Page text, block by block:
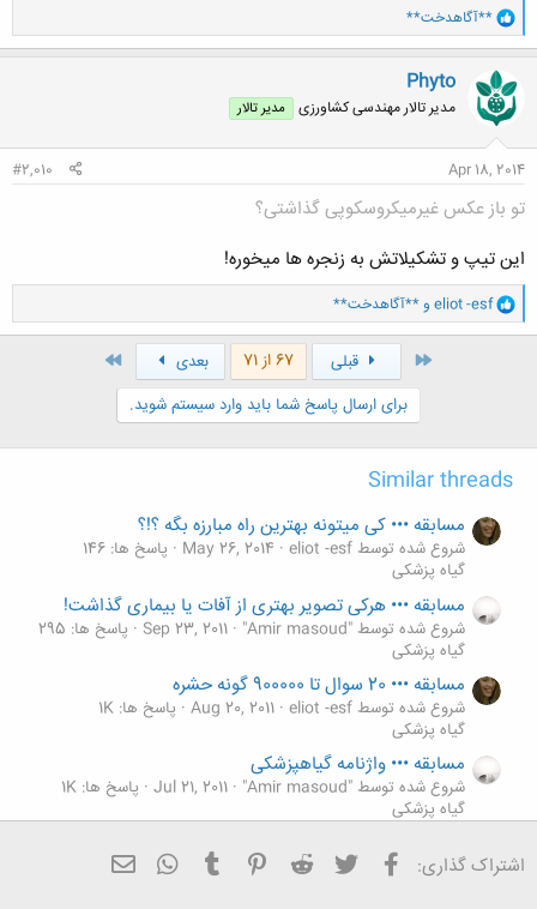
کلیک کنید تا باز شود...
و
ا
ک
ن
ش
ه
ا
**آگاهدخت**
Phyto
مدیر تالار مهندسی كشاورزی مدیر تالار
Apr 18, 2014
#2,010
تو باز عکس غیرمیکروسکوپی گذاشتی؟
این تیپ و تشکیلاتش به زنجره ها میخوره!
و
ا
ک
eliot -esf و**آگاهدخت**
قبلی 67 از 71 بعدی
برای ارسال پاسخ شما باید وارد سیستم شوید.
Similar threads
مسابقه ••• کی میتونه بهترین راه مبارزه بگه ؟!؟
شروع شده توسط eliot -esf May 26, 2014
پاسخ ها: 146
گیاه پزشکی
مسابقه ••• هرکی تصویر بهتری از آفات یا بیماری گذاشت!
شروع شده توسط "Amir masoud" Sep 23, 2011 پاسخ ها: 295
گیاه پزشکی
مسابقه ••• 20 سوال تا 900000 گونه حشره
شروع شده توسط eliot -esf Aug 20, 2011 پاسخ ها: 1K
گیاه پزشکی
مسابقه ••• واژنامه گیاهپزشکی
شروع شده توسط "Amir masoud" Jul 21, 2011 پاسخ ها: 1K
گیاه پزشکی
مسابقه ••• هر کی گفت مشکل چیه؟
شروع شده توسط کلروفیل Jul 14, 2008
پاسخ ها: 4K
اشتراک گذاری: فیسبوک تویتر Reddit
Pinterest
Tumblr
WhatsApp